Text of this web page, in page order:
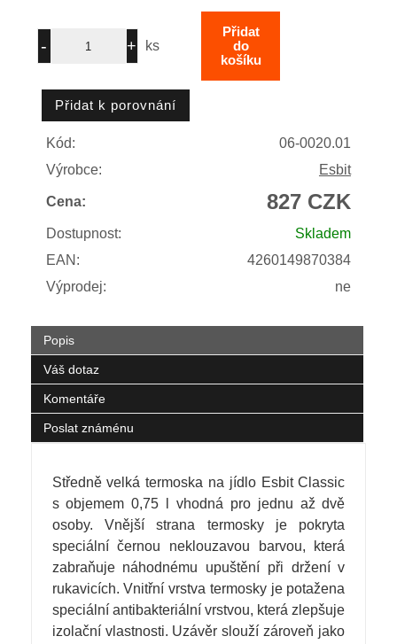
ks
Kód:
06-0020.01
Výrobce:
Esbit
Cena: 827 CZK
Dostupnost:
Skladem
EAN:
4260149870384
Výprodej:
ne
Popis
Váš dotaz
Komentáře
Poslat známénu
Středně velká termoska na jídlo Esbit Classic
s objemem 0,75 l vhodná pro jednu až dvě
osoby. Vnější strana termosky je pokryta
speciální černou neklouzavou barvou, která
zabraňuje náhodnému upuštění při držení v
rukavicích. Vnitřní vrstva termosky je potažena
speciální antibakteriální vrstvou, která zlepšuje
izolační vlastnosti. Uzávěr slouží zároveň jako